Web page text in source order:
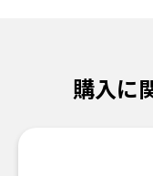
購入に